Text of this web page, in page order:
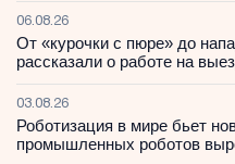
06.08.26
От «курочки с пюре» до
рассказали о работе на
03.08.26
Роботизация в мире бьет
промышленных роботов